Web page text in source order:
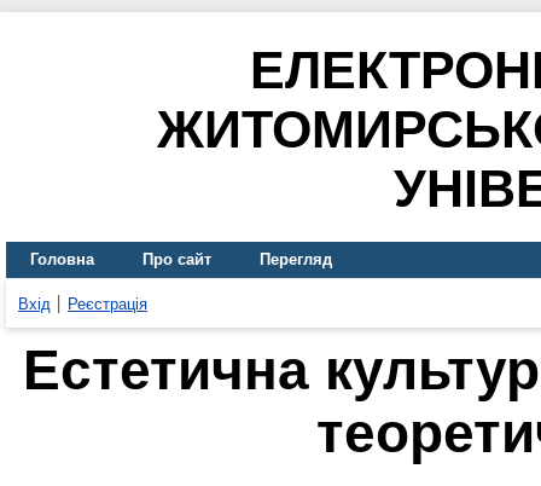
Головна Про сайт Перегляд
Вхід Реєстрація
Естетична